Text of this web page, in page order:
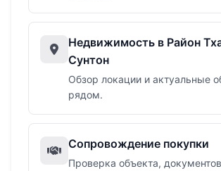
Недвижимость в Район
Сунтон
Обзор локации и актуальные
рядом.
Сопровождение покупки
Проверка объекта,